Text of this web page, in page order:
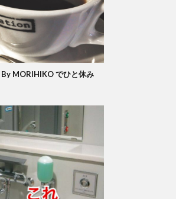
MORIHIKO でひと休み